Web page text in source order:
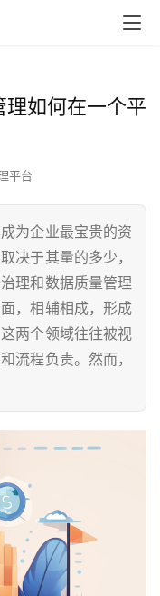
如何在一个平
平台
为企业最宝贵的资
决于其量的多少，
理和数据质量管理
，相辅相成，形成
两个领域往往被视
流程负责。然而，